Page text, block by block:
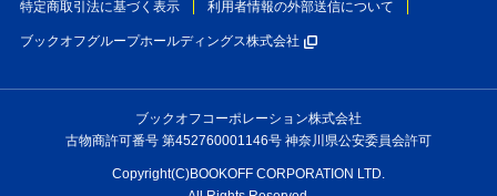
特定商取引法に基づく表示 利用者情報の外部送信について
ブックオフグループホールディングス株式会社
ブックオフコーポレーション株式会社
古物商許可番号 第452760001146号 神奈川県公安委員会許可
Copyright(C)BOOKOFF CORPORATION LTD.